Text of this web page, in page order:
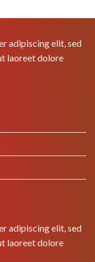
adipiscing elit, sed
laoreet dolore
adipiscing elit, sed
laoreet dolore